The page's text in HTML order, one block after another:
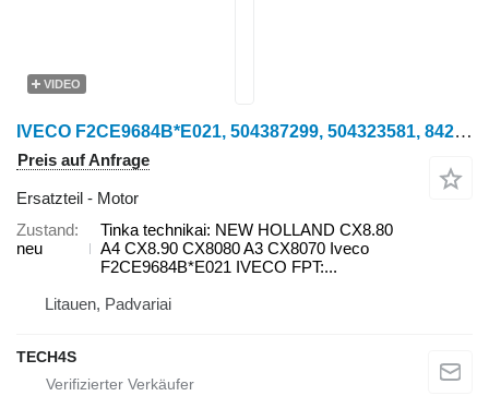
VIDEO
IVECO F2CE9684B*E021, 504387299, 504323581, 84247646 Tinka Motor für New Holland CX8.80 A4 Getreideernter
Preis auf Anfrage
Ersatzteil - Motor
Zustand
neu
Tinka technikai: NEW HOLLAND CX8.80
A4 CX8.90 CX8080 A3 CX8070 Iveco
F2CE9684B*E021 IVECO FPT:...
Litauen, Padvariai
TECH4S